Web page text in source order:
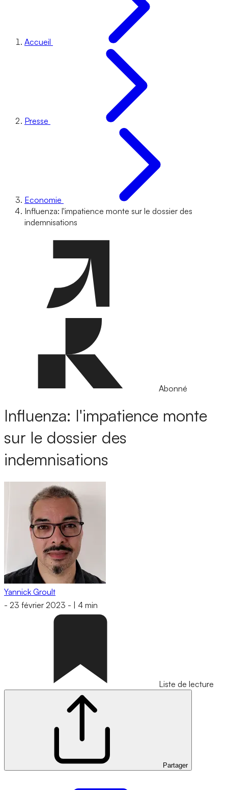
Accueil
Presse
Economie
Influenza: l'impatience monte sur le dossier des
indemnisations
Abonné
Influenza: l'impatience monte
sur le dossier des
indemnisations
Yannick Groult
- 23 février 2023 - 4 min
Liste de lecture
Partager